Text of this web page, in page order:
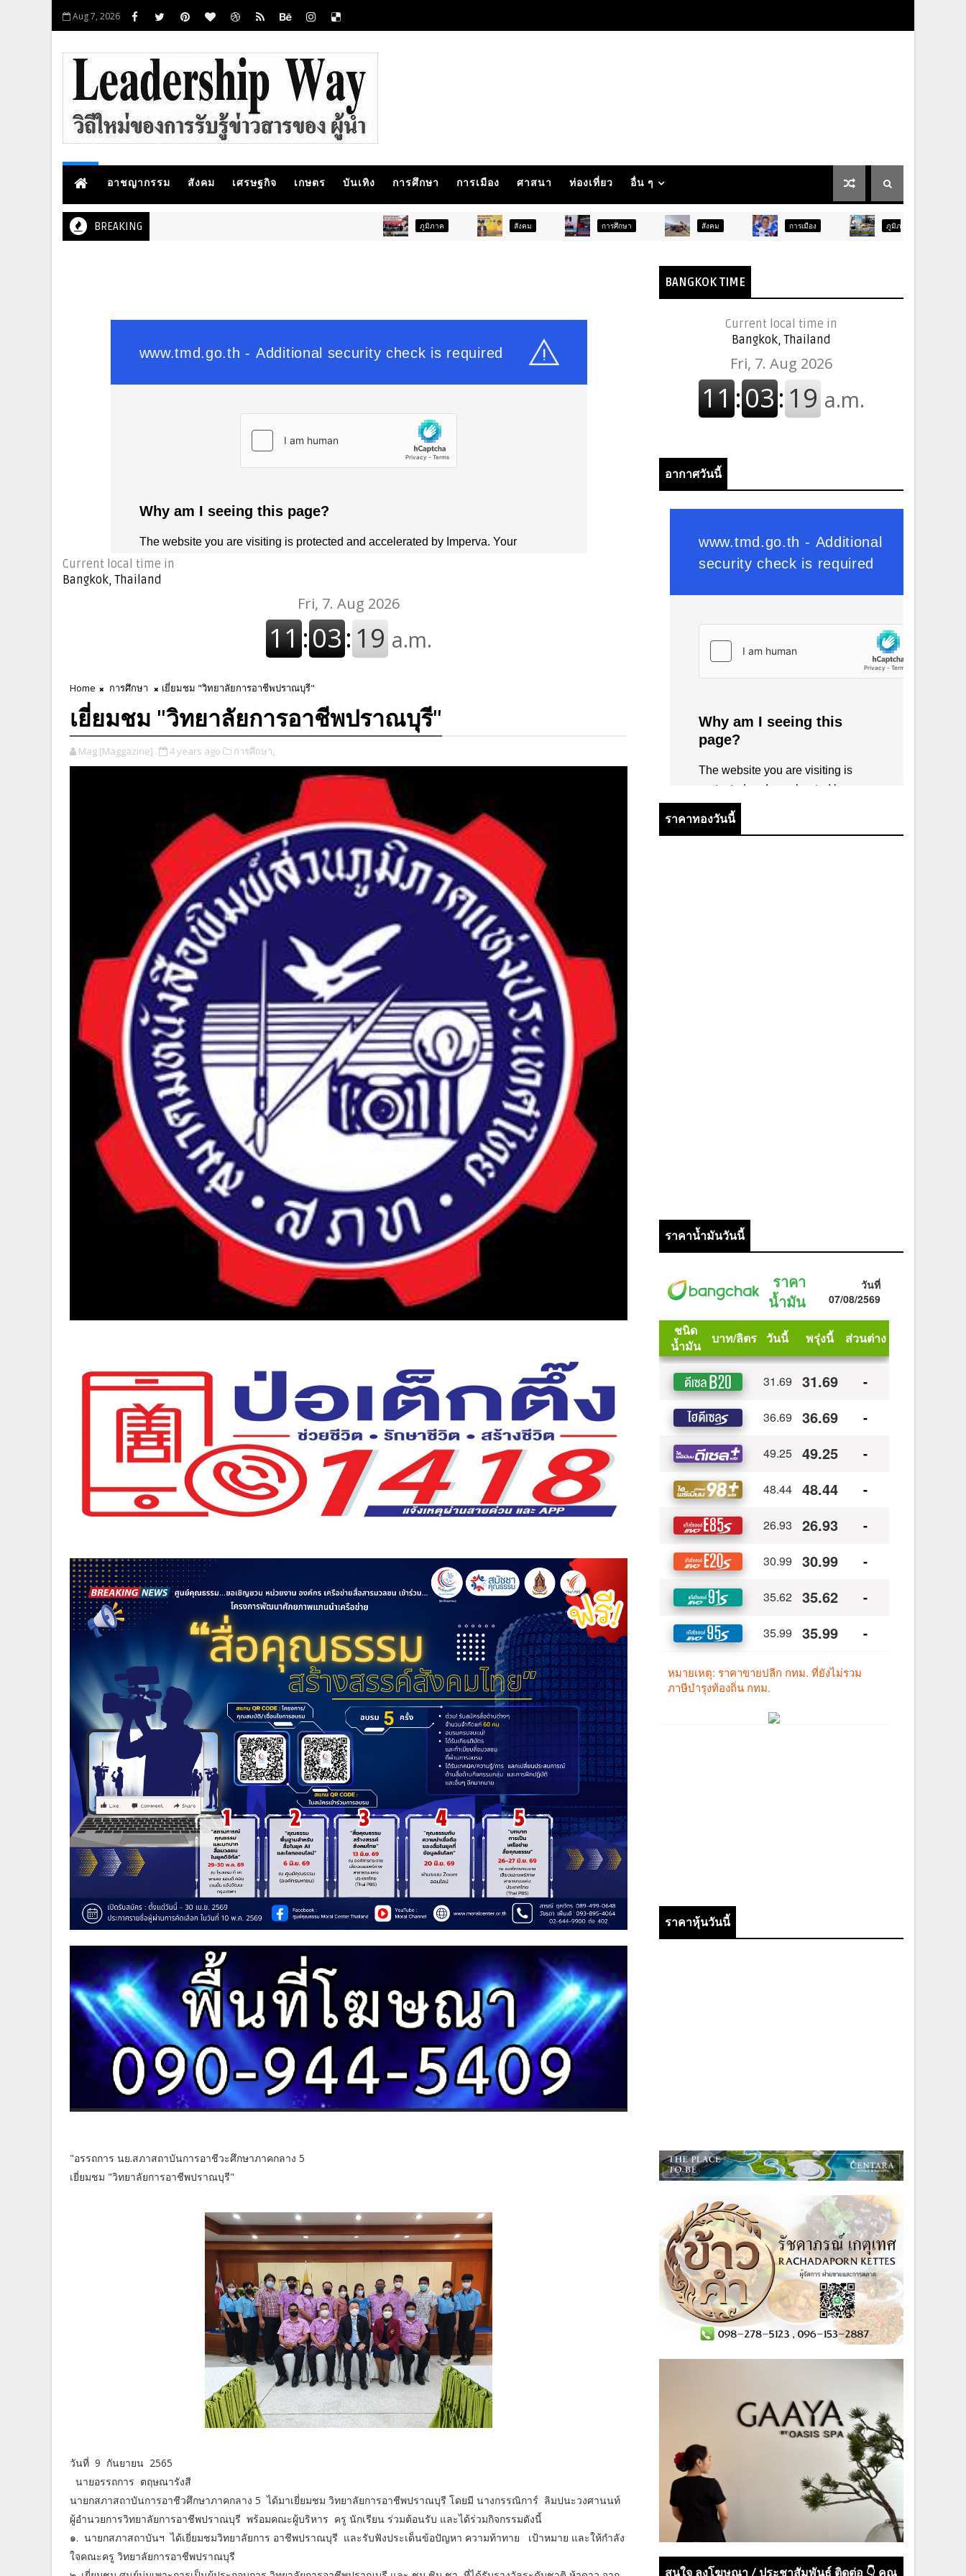
Aug 7, 2026
อาชญากรรม สังคม เศรษฐกิจ เกษตร บันเทิง การศึกษา การเมือง ศาสนา ท่องเที่ยว อื่น ๆ
BREAKING ภูมิภาค การศึกษา การเมือง ภูมิภาค
Current local time in
Bangkok, Thailand
Home การศึกษา เยี่ยมชม "วิทยาลัยการอาชีพปราณบุรี"
เยี่ยมชม "วิทยาลัยการอาชีพปราณบุรี"
Mag [Maggazine] 4 years ago การศึกษา,
"อรรถการ นย.สภาสถาบันการอาชีวะศึกษาภาคกลาง 5
เยี่ยมชม "วิทยาลัยการอาชีพปราณบุรี"
วันที่ 9 กันยายน 2565
นายอรรถการ ตฤษณารังสี
นายกสภาสถาบันการอาชีวศึกษาภาคกลาง 5 ได้มาเยี่ยมชม วิทยาลัยการอาชีพปราณบุรี โดยมี นางกรรณิการ์ ลิมปนะวงศานนท์
ผู้อำนวยการวิทยาลัยการอาชีพปราณบุรี พร้อมคณะผู้บริหาร ครู นักเรียน ร่วมต้อนรับ และได้ร่วมกิจกรรมดังนี้
๑. นายกสภาสถาบันฯ ได้เยี่ยมชมวิทยาลัยการ อาชีพปราณบุรี และรับฟังประเด็นข้อปัญหา ความท้าทาย เป้าหมาย และให้กำลัง
ใจคณะครู วิทยาลัยการอาชีพปราณบุรี
BANGKOK TIME
Current local time in
Bangkok, Thailand
อากาศวันนี้
ราคาทองวันนี้
ราคาน้ำมันวันนี้
ราคาหุ้นวันนี้
สนใจ ลงโฆษณา / ประชาสัมพันธ์ ติดต่อ 👇 คุณ